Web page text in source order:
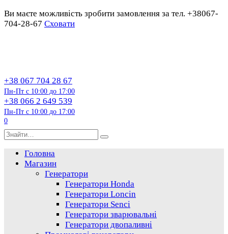
Ви маєте можливість зробити замовлення за тел. +38067-
704-28-67 Сховати
+38 067 704 28 67
Пн-Пт с 10:00 до 17:00
+38 066 2 649 539
Пн-Пт с 10:00 до 17:00
0
Пошук…
Головна
Магазин
Генератори
Генератори Honda
Генератори Loncin
Генератори Senci
Генератори зварювальні
Генератори двопаливні